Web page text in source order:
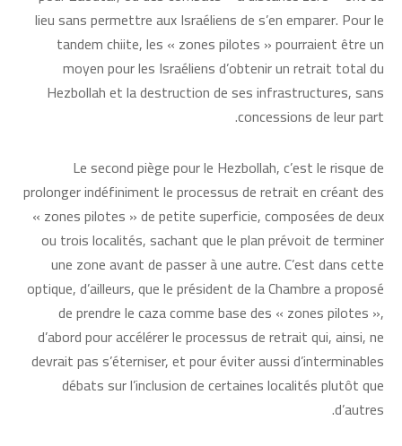
lieu sans permettre aux Israéliens de s’en emparer. Pour le
tandem chiite, les « zones pilotes » pourraient être un
moyen pour les Israéliens d’obtenir un retrait total du
Hezbollah et la destruction de ses infrastructures, sans
concessions de leur part.
Le second piège pour le Hezbollah, c’est le risque de
prolonger indéfiniment le processus de retrait en créant des
« zones pilotes » de petite superficie, composées de deux
ou trois localités, sachant que le plan prévoit de terminer
une zone avant de passer à une autre. C’est dans cette
optique, d’ailleurs, que le président de la Chambre a proposé
de prendre le caza comme base des « zones pilotes »,
d’abord pour accélérer le processus de retrait qui, ainsi, ne
devrait pas s’éterniser, et pour éviter aussi d’interminables
débats sur l’inclusion de certaines localités plutôt que
d’autres.